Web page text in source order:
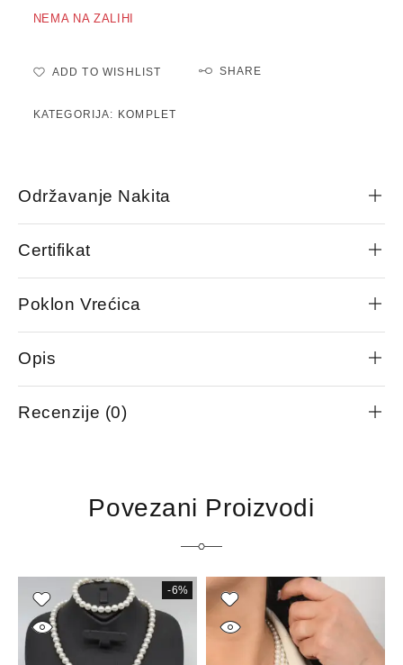
NEMA NA ZALIHI
ADD TO WISHLIST SHARE
KATEGORIJA: KOMPLET
Održavanje Nakita
Certifikat
Poklon Vrećica
Opis
Recenzije (0)
Povezani Proizvodi
-6%